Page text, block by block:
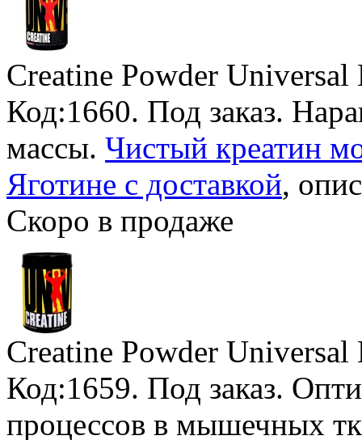
Creatine Powder
Код:1660. Под заказ.
массы. Чистый креатин
Яготине с доставкой,
Скоро в продаже
Creatine Powder
Код:1659. Под заказ.
процессов в мышечных